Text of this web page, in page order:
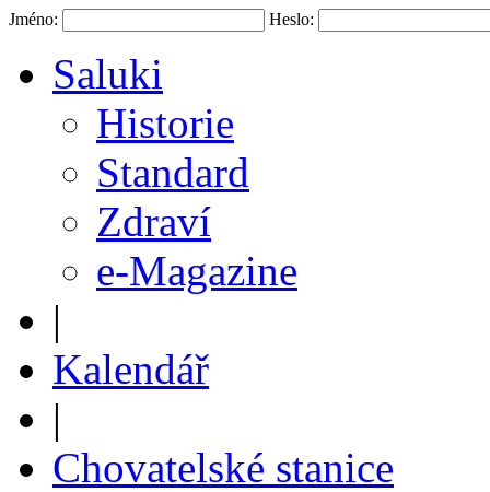
Jméno: Heslo:
Saluki
Historie
Standard
Zdraví
e-Magazine
|
Kalendář
|
Chovatelské stanice